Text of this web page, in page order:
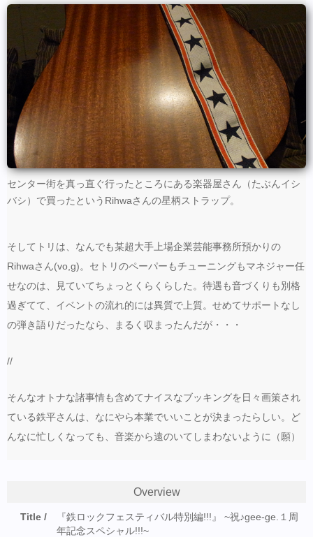
センター街を真っ直ぐ行ったところにある楽器屋さん（たぶんイシ
バシ）で買ったというRihwaさんの星柄ストラップ。
そしてトリは、なんでも某超大手上場企業芸能事務所預かりの
Rihwaさん(vo,g)。セトリのペーパーもチューニングもマネジャー任
せなのは、見ていてちょっとくらくらした。待遇も音づくりも別格
過ぎてて、イベントの流れ的には異質で上質。せめてサポートなし
の弾き語りだったなら、まるく収まったんだが・・・
//
そんなオトナな諸事情も含めてナイスなブッキングを日々画策され
ている鉄平さんは、なにやら本業でいいことが決まったらしい。ど
んなに忙しくなっても、音楽から遠のいてしまわないように（願）
Overview
Title
『鉄ロックフェスティバル特別編!!!』 ~祝♪gee-ge.１周
年記念スペシャル!!!~